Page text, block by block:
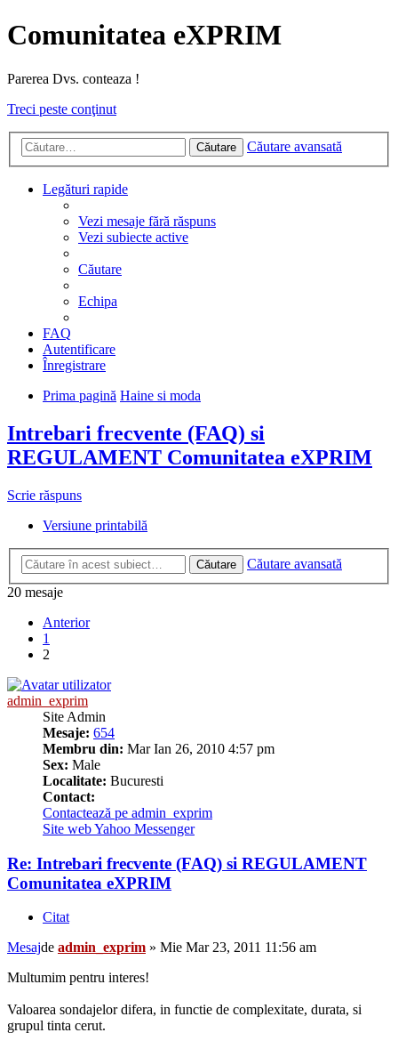
Comunitatea eXPRIM
Parerea Dvs. conteaza !
Treci peste conţinut
Căutare Căutare avansată
Legături rapide
Vezi mesaje fără răspuns
Vezi subiecte active
Căutare
Echipa
FAQ
Autentificare
Înregistrare
Prima pagină Haine si moda
Intrebari frecvente (FAQ) si
REGULAMENT Comunitatea eXPRIM
Scrie răspuns
Versiune printabilă
Căutare
Căutare avansată
20 mesaje
Anterior
1
2
admin_exprim
Site Admin
Mesaje: 654
Membru din: Mar Ian 26, 2010 4:57 pm
Sex: Male
Localitate: Bucuresti
Contact:
Contactează pe admin_exprim
Site webYahoo Messenger
Re: Intrebari frecvente (FAQ) si REGULAMENT
Comunitatea eXPRIM
Citat
Mesajde admin_exprim » Mie Mar 23, 2011 11:56 am
Multumim pentru interes!
Valoarea sondajelor difera, in functie de complexitate, durata, si
grupul tinta cerut.